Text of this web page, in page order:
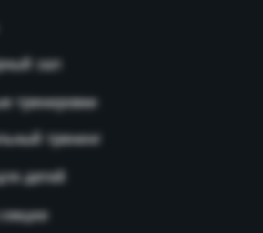
тренировки
тренинг
зал
детей